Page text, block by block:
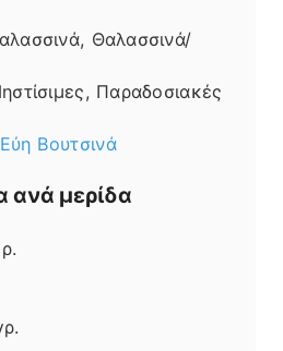
Θαλασσινά/
Παραδοσιακές
Βουτσινά
ανά μερίδα